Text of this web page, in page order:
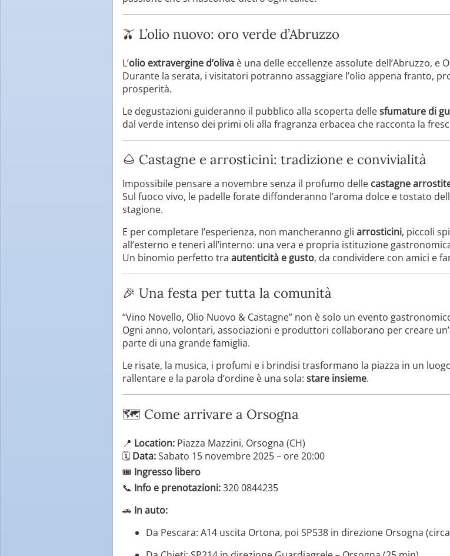
🫒 L’olio nuovo: oro verde d’Abruzzo
L’olio extravergine d’oliva è una delle eccellenze assolute dell’Abruzzo, e
Durante la serata, i visitatori potranno assaggiare l’olio appena franto,
prosperità.
Le degustazioni guideranno il pubblico alla scoperta dellesfumature di
dal verde intenso dei primi oli alla fragranza erbacea che racconta la
🌰 Castagne e arrosticini: tradizione e convivialità
Impossibile pensare a novembre senza il profumo delle castagne
Sul fuoco vivo, le padelle forate diffonderanno l’aroma dolce e tostato
stagione.
E per completare l’esperienza, non mancheranno gli arrosticini, piccoli
all’esterno e teneri all’interno: una vera e propria istituzione
Un binomio perfetto tra autenticità e gusto, da condividere con amici e
🎉 Una festa per tutta la comunità
“Vino Novello, Olio Nuovo & Castagne” non è solo un evento
Ogni anno, volontari, associazioni e produttori collaborano per creare
parte di una grande famiglia.
Le risate, la musica, i profumi e i brindisi trasformano la piazza in un
rallentare e la parola d’ordine è una sola: stare insieme.
🗺️ Come arrivare a Orsogna
📍 Location: Piazza Mazzini, Orsogna (CH)
🗓️ Data:Sabato 15 novembre 2025 – ore 20:00
🎟️ Ingresso libero
📞 Info e prenotazioni:320 0844235
🚗 In auto:
Da Pescara: A14 uscita Ortona, poi SP538 in direzione Orsogna